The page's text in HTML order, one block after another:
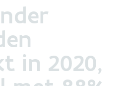
in 2020,